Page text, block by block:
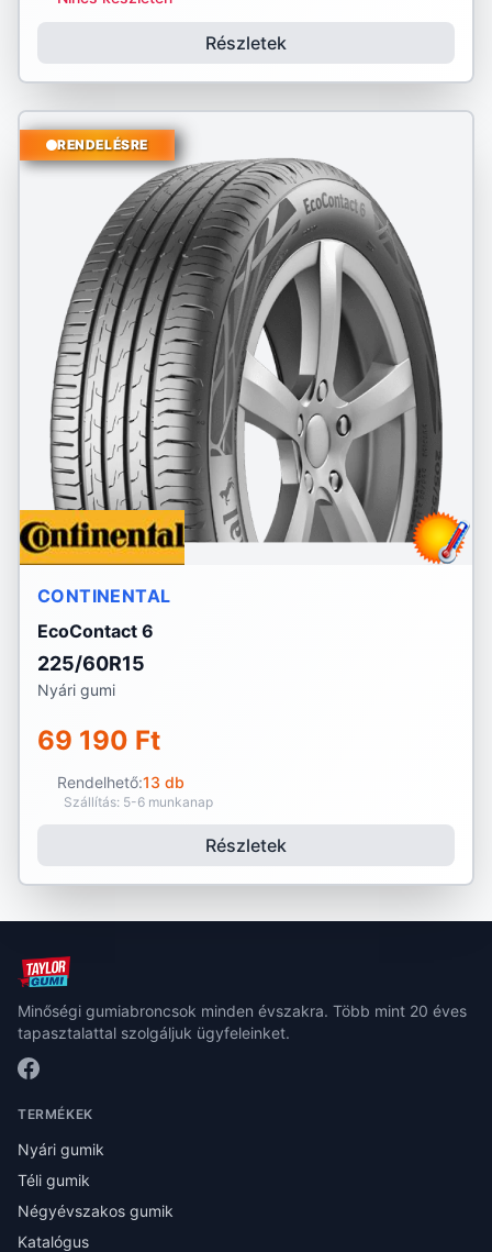
Részletek
RENDELÉSRE
CONTINENTAL
EcoContact 6
225/60R15
Nyári gumi
69 190 Ft
Rendelhető:13 db
Szállítás: 5-6 munkanap
Részletek
Minőségi gumiabroncsok minden évszakra. Több mint 20 éves
tapasztalattal szolgáljuk ügyfeleinket.
TERMÉKEK
Nyári gumik
Téli gumik
Négyévszakos gumik
Katalógus